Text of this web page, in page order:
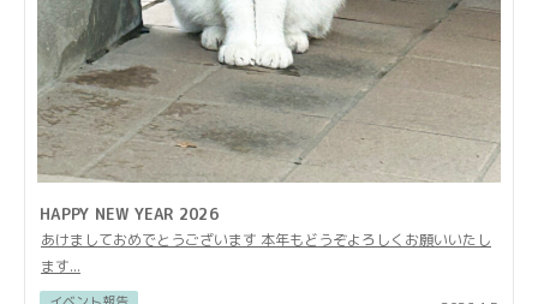
HAPPY NEW YEAR 2026
あけましておめでとうございます 本年もどうぞよろしくお願いいたし
ます...